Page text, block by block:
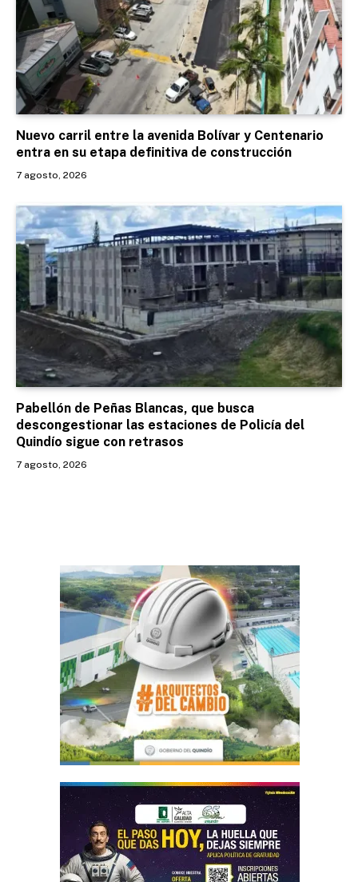
Nuevo carril entre la avenida Bolívar y Centenario
entra en su etapa definitiva de construcción
7 agosto, 2026
Pabellón de Peñas Blancas, que busca
descongestionar las estaciones de Policía del
Quindío sigue con retrasos
7 agosto, 2026